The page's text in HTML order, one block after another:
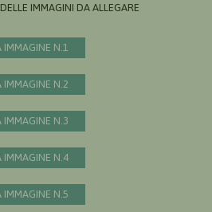
IMMAGINI DA ALLEGARE AL
IMMAGINE N.1
IMMAGINE N.2
IMMAGINE N.3
IMMAGINE N.4
IMMAGINE N.5